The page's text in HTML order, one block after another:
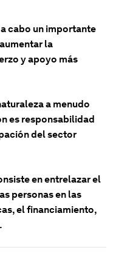
cabo un importante
la
y apoyo más
a menudo
es responsabilidad
del sector
en entrelazar el
personas en las
el financiamiento,